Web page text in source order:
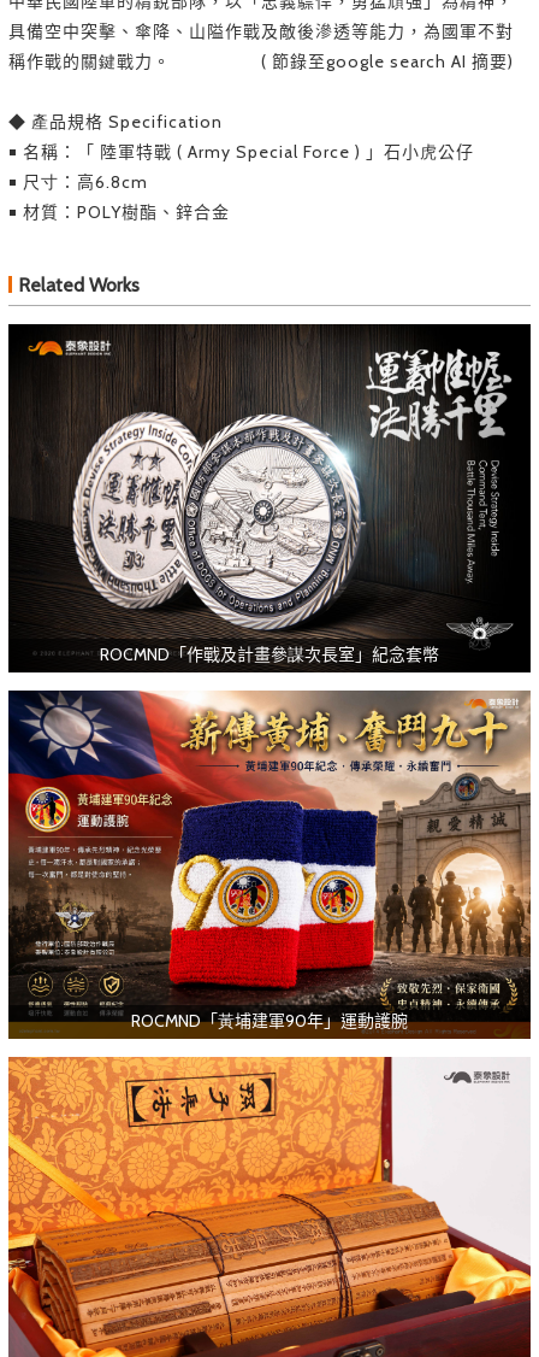
具備空中突擊、傘降、山隘作戰及敵後滲透等能力，為國軍不對
稱作戰的關鍵戰力。 ( 節錄至google search AI 摘要)
◆ 產品規格 Specification
￭ 名稱：「 陸軍特戰 ( Army Special Force ) 」石小虎公仔
￭ 尺寸：高6.8cm
￭ 材質：POLY樹酯、鋅合金
Related Works
ROCMND「作戰及計畫參謀次長室」紀念套幣
ROCMND「黃埔建軍90年」運動護腕